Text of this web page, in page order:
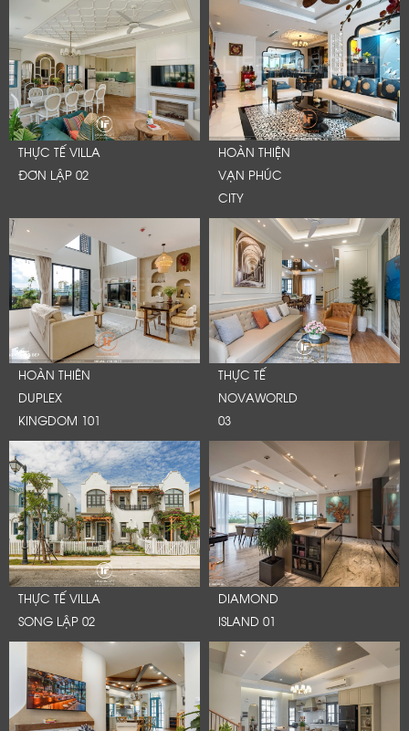
THỰC TẾ VILLA
ĐƠN LẬP 02
HOÀN THIỆN
VẠN PHÚC
CITY
HOÀN THIÊN
DUPLEX
KINGDOM 101
THỰC TẾ
NOVAWORLD
03
THỰC TẾ VILLA
SONG LẬP 02
DIAMOND
ISLAND 01